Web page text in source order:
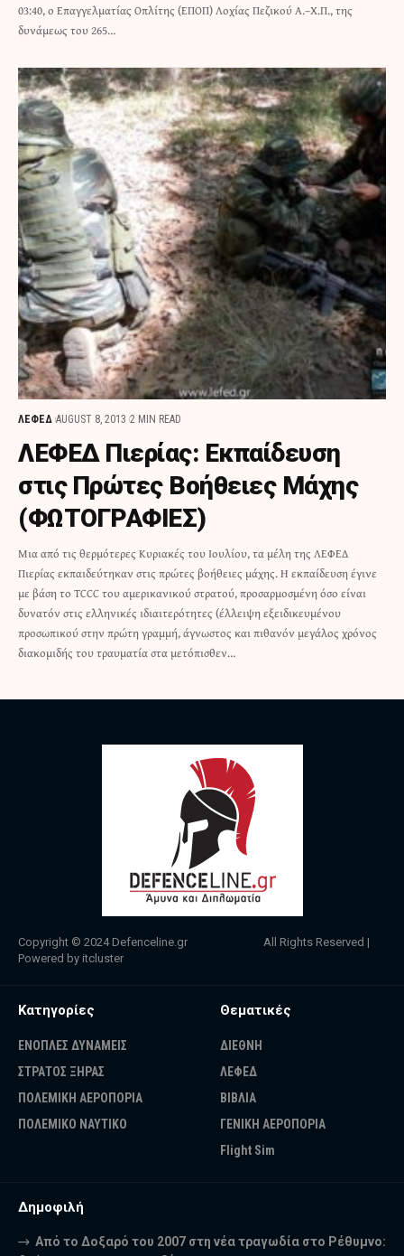
03:40, ο Επαγγελματίας Οπλίτης (ΕΠΟΠ) Λοχίας Πεζικού Α.–Χ.Π., της
δυνάμεως του 265…
ΛΕΦΕΔ AUGUST 8, 2013 2 MIN READ
ΛΕΦΕΔ Πιερίας: Εκπαίδευση
στις Πρώτες Βοήθειες Μάχης
(ΦΩΤΟΓΡΑΦΙΕΣ)
Μια από τις θερμότερες Κυριακές του Ιουλίου, τα μέλη της ΛΕΦΕΔ
Πιερίας εκπαιδεύτηκαν στις πρώτες βοήθειες μάχης. Η εκπαίδευση έγινε
με βάση το TCCC του αμερικανικού στρατού, προσαρμοσμένη όσο είναι
δυνατόν στις ελληνικές ιδιαιτερότητες (έλλειψη εξειδικευμένου
προσωπικού στην πρώτη γραμμή, άγνωστος και πιθανόν μεγάλος χρόνος
διακομιδής του τραυματία στα μετόπισθεν…
Copyright © 2024 Defenceline.gr All Rights Reserved |
Powered by itcluster
Κατηγορίες
ΕΝΟΠΛΕΣ ΔΥΝΑΜΕΙΣ
ΣΤΡΑΤΟΣ ΞΗΡΑΣ
ΠΟΛΕΜΙΚΗ ΑΕΡΟΠΟΡΙΑ
ΠΟΛΕΜΙΚΟ ΝΑΥΤΙΚΟ
Θεματικές
ΔΙΕΘΝΗ
ΛΕΦΕΔ
ΒΙΒΛΙΑ
ΓΕΝΙΚΗ ΑΕΡΟΠΟΡΙΑ
Flight Sim
Δημοφιλή
Από το Δοξαρό του 2007 στη νέα τραγωδία στο Ρέθυμνο: